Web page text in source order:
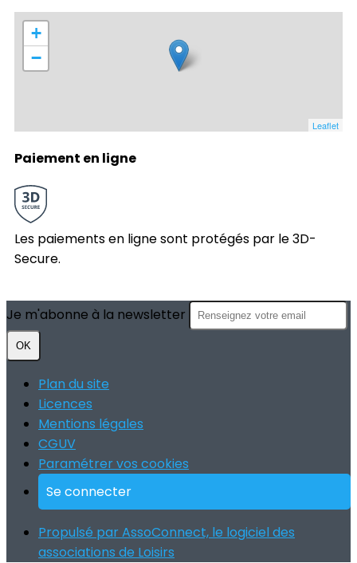
+
−
Leaflet
Paiement en ligne
Les paiements en ligne sont protégés par le 3D-
Secure.
Je m'abonne à la newsletter
OK
Plan du site
Licences
Mentions légales
CGUV
Paramétrer vos cookies
Se connecter
Propulsé par AssoConnect, le logiciel des
associations de Loisirs